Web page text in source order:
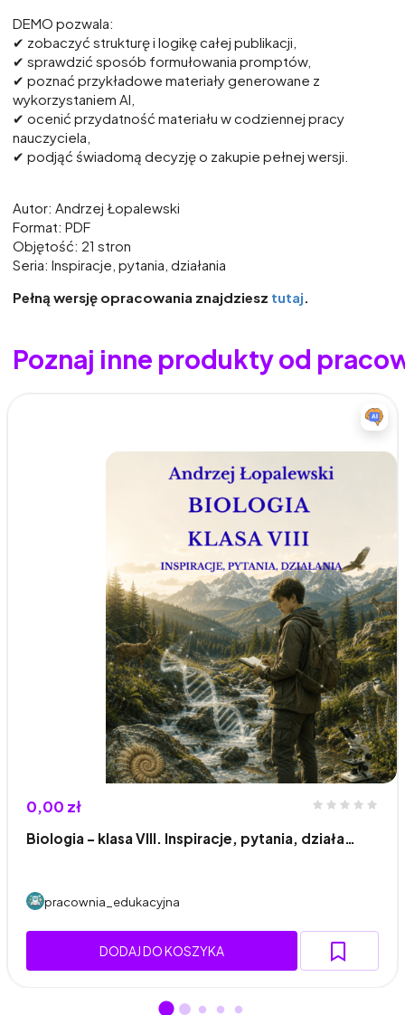
DEMO pozwala:
✔ zobaczyć strukturę i logikę całej publikacji,
✔ sprawdzić sposób formułowania promptów,
✔ poznać przykładowe materiały generowane z
wykorzystaniem AI,
✔ ocenić przydatność materiału w codziennej pracy
nauczyciela,
✔ podjąć świadomą decyzję o zakupie pełnej wersji.
Autor: Andrzej Łopalewski
Format: PDF
Objętość: 21 stron
Seria: Inspiracje, pytania, działania
Pełną wersję opracowania znajdziesz tutaj
Poznaj inne produkty od
0,00 zł
Biologia – klasa VIII. Inspiracje, pytania, działa…
pracownia_edukacyjna
DODAJ DO KOSZYKA